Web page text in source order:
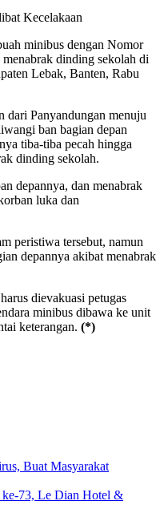
Kecelakaan
minibus dengan Nomor
dinding sekolah di
Lebak, Banten, Rabu
dari Panyandungan menuju
ban bagian depan
tiba-tiba pecah hingga
dinding sekolah.
depannya, dan menabrak
luka dan
peristiwa tersebut, namun
depannya akibat menabrak
dievakuasi petugas
minibus dibawa ke unit
keterangan. (*)
Buat Masyarakat
73, Le Dian Hotel &